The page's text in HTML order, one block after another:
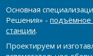
Основная
Решения» - подъёмное
станции.
Проектируем и